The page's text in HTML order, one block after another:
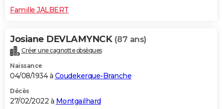
Famille JALBERT
Josiane DEVLAMYNCK (87 ans)
Créer une cagnotte obsèques
Naissance
04/08/1934 à Coudekerque-Branche
Décès
27/02/2022 à Montgailhard